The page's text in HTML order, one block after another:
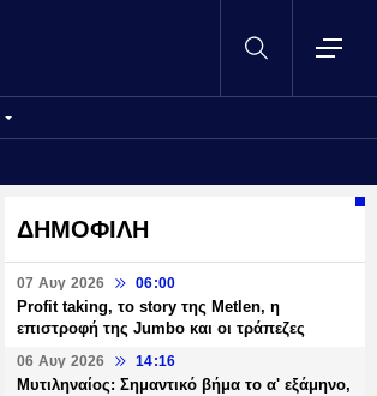
ΔΗΜΟΦΙΛΗ
07 Αυγ 2026 06:00
Profit taking, το story της Metlen, η
επιστροφή της Jumbo και οι τράπεζες
06 Αυγ 2026 14:16
Μυτιληναίος: Σημαντικό βήμα το α' εξάμηνο,